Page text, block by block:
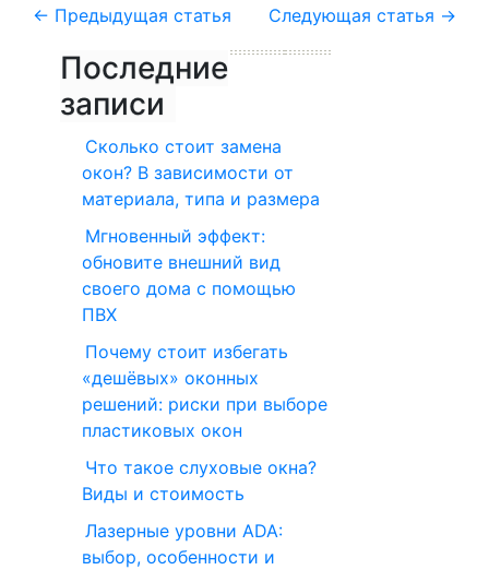
← Предыдущая статья Следующая статья →
Последние
записи
Сколько стоит замена
окон? В зависимости от
материала, типа и размера
Мгновенный эффект:
обновите внешний вид
своего дома с помощью
ПВХ
Почему стоит избегать
«дешёвых» оконных
решений: риски при выборе
пластиковых окон
Что такое слуховые окна?
Виды и стоимость
Лазерные уровни ADA:
выбор, особенности и